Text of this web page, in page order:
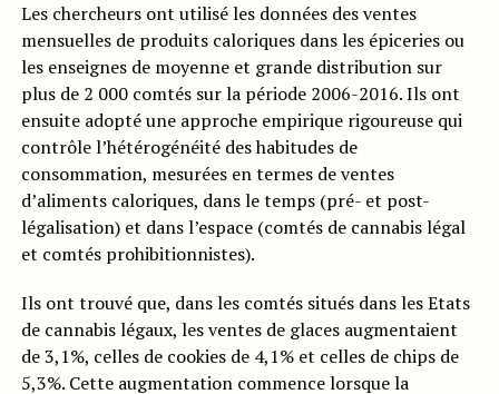
Les chercheurs ont utilisé les données des ventes
mensuelles de produits caloriques dans les épiceries ou
les enseignes de moyenne et grande distribution sur
plus de 2 000 comtés sur la période 2006-2016. Ils ont
ensuite adopté une approche empirique rigoureuse qui
contrôle l’hétérogénéité des habitudes de
consommation, mesurées en termes de ventes
d’aliments caloriques, dans le temps (pré- et post-
légalisation) et dans l’espace (comtés de cannabis légal
et comtés prohibitionnistes).
Ils ont trouvé que, dans les comtés situés dans les Etats
de cannabis légaux, les ventes de glaces augmentaient
de 3,1%, celles de cookies de 4,1% et celles de chips de
5,3%. Cette augmentation commence lorsque la